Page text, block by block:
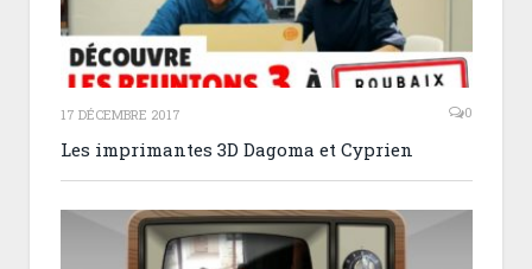
17 DÉCEMBRE 2017 0
Les imprimantes 3D Dagoma et Cyprien